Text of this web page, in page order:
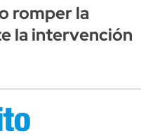
romper la
la intervención